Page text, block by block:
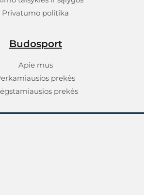
Privatumo politika
Budosport
Apie mus
prekės
prekės